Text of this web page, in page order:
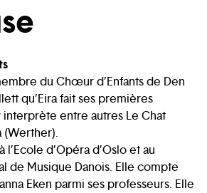
du Chœur d’Enfants de Den
qu’Eira fait ses premières
entre autres Le Chat
(Werther).
l’Ecole d’Opéra d’Oslo et au
de Musique Danois. Elle compte
Eken parmi ses professeurs. Elle